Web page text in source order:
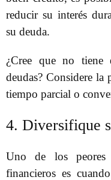
reducir su interés
su deuda.
¿Cree que no tiene
deudas? Considere
tiempo parcial o
4. Diversifique
Uno de los peores
financieros es